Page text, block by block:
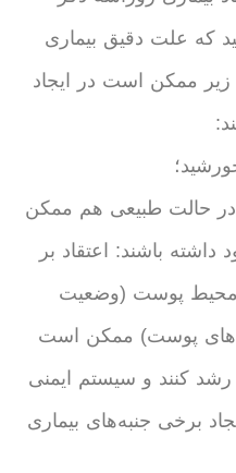
که علت دقیق بیماری
ممکن است در ایجاد
در حالت طبیعی هم ممکن
باشند: اعتقاد بر
پوست (وضعیت
پوست) ممکن است
کنند و سیستم ایمنی
برخی جنبه‌های بیماری